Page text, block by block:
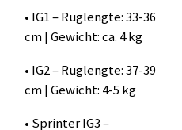
• IG1 – Ruglengte: 33-36
cm | Gewicht: ca. 4 kg
• IG2 – Ruglengte: 37-39
cm | Gewicht: 4-5 kg
• Sprinter IG3 –